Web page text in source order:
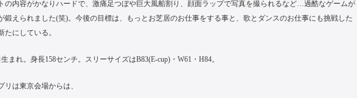
の内容がかなりハードで、激痛足つぼや巨大風船割り、顔面ラップで写真を撮られるなど…過酷なゲームが
鍛えられました(笑)。今後の目標は、もっとお芝居のお仕事をする事と、歌とダンスのお仕事にも挑戦した
たにしている。
まれ。身長158センチ。スリーサイズはB83(E-cup)・W61・H84。
リは東京会場からは、